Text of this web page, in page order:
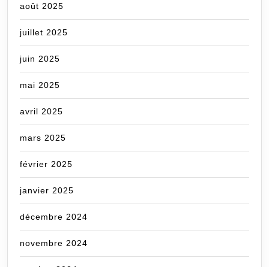
août 2025
juillet 2025
juin 2025
mai 2025
avril 2025
mars 2025
février 2025
janvier 2025
décembre 2024
novembre 2024